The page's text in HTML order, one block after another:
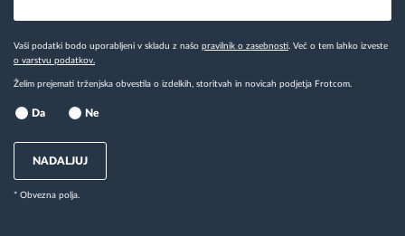
Vaši podatki bodo uporabljeni v skladu z našo pravilnik o zasebnosti . Več o tem lahko izveste
o varstvu podatkov.
Želim prejemati trženjska obvestila o izdelkih, storitvah in novicah podjetja Frotcom.
Da Ne
NADALJUJ
* Obvezna polja.